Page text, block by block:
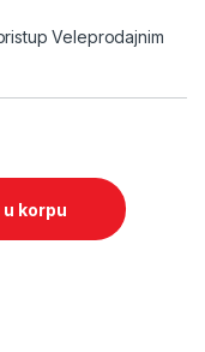
Veleprodajnim
u korpu